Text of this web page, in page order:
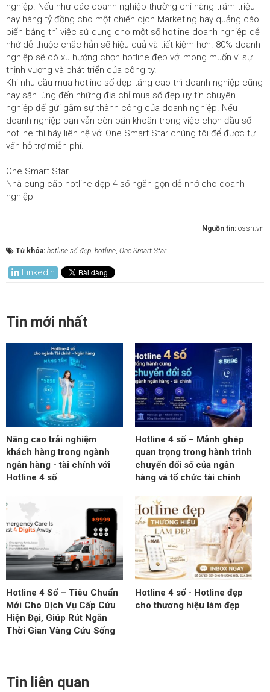
nghiệp. Nếu như các doanh nghiệp thường chi hàng trăm triệu
hay hàng tỷ đồng cho một chiến dịch Marketing hay quảng cáo
biển bảng thì việc sử dụng cho một số hotline doanh nghiệp dễ
nhớ dễ thuộc chắc hẳn sẽ hiệu quả và tiết kiệm hơn. 80% doanh
nghiệp sẽ có xu hướng chọn hotline đẹp với mong muốn vì sự
thịnh vượng và phát triển của công ty.
Khi nhu cầu mua hotline số đẹp tăng cao thì doanh nghiệp cũng
hay săn lùng đến những địa chỉ mua số đẹp uy tín chuyên
nghiệp để gửi gắm sự thành công của doanh nghiệp. Nếu
doanh nghiệp bạn vẫn còn băn khoăn trong việc chọn đầu số
hotline thì hãy liên hệ với One Smart Star chúng tôi để được tư
vấn hỗ trợ miễn phí.
-----
One Smart Star
Nhà cung cấp hotline đẹp 4 số ngắn gọn dễ nhớ cho doanh
nghiệp
Nguồn tin: ossn.vn
Từ khóa: hotline số đẹp, hotline, One Smart Star
LinkedIn
Tin mới nhất
Nâng cao trải nghiệm
khách hàng trong ngành
ngân hàng - tài chính với
Hotline 4 số
Hotline 4 số – Mảnh ghép
quan trọng trong hành trình
chuyển đổi số của ngân
hàng và tổ chức tài chính
Hotline 4 Số – Tiêu Chuẩn
Mới Cho Dịch Vụ Cấp Cứu
Hiện Đại, Giúp Rút Ngắn
Thời Gian Vàng Cứu Sống
Hotline 4 số - Hotline đẹp
cho thương hiệu làm đẹp
Tin liên quan